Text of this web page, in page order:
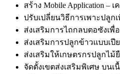
สร้าง Mobile Application
ปรับเปลี่ยนวิธีการเพาะปลูก
ส่งเสริมการไถกลบตอซังเ
ส่งเสริมการปลูกข้าวแบบเปี
ส่งเสริมให้เกษตรกรปลูกไ
จัดตั้งเขตส่งเสริมพิเศษ บน